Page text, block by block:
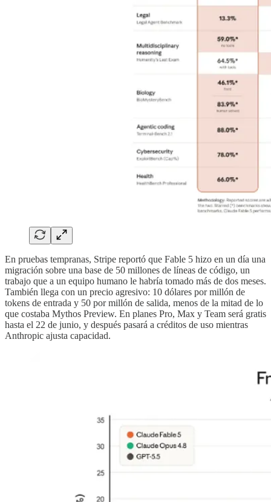
En pruebas tempranas, Stripe reportó que Fable 5 hizo en un día una
migración sobre una base de 50 millones de líneas de código, un
trabajo que a un equipo humano le habría tomado más de dos meses.
También llega con un precio agresivo: 10 dólares por millón de
tokens de entrada y 50 por millón de salida, menos de la mitad de lo
que costaba Mythos Preview. En planes Pro, Max y Team será gratis
hasta el 22 de junio, y después pasará a créditos de uso mientras
Anthropic ajusta capacidad.